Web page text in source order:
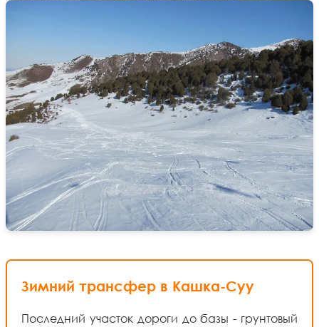
Зимний трансфер в Кашка-Суу
Последний участок дороги до базы - грунтовый